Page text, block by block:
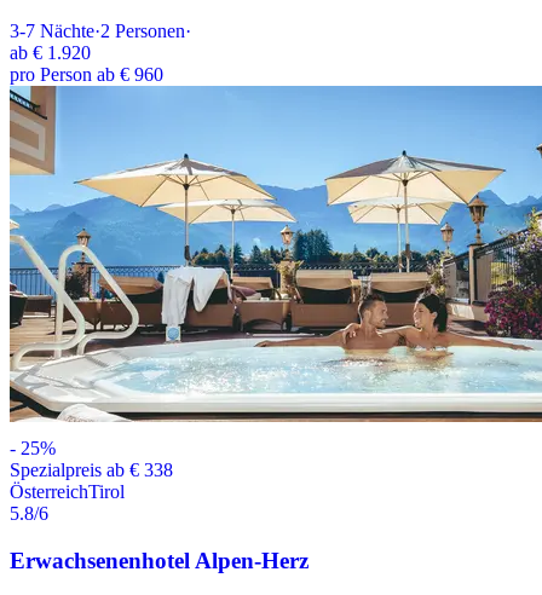
3-7 Nächte·2 Personen·
ab € 1.920
pro Person ab € 960
- 25%
Spezialpreis ab € 338
ÖsterreichTirol
5.8/6
Erwachsenenhotel Alpen-Herz